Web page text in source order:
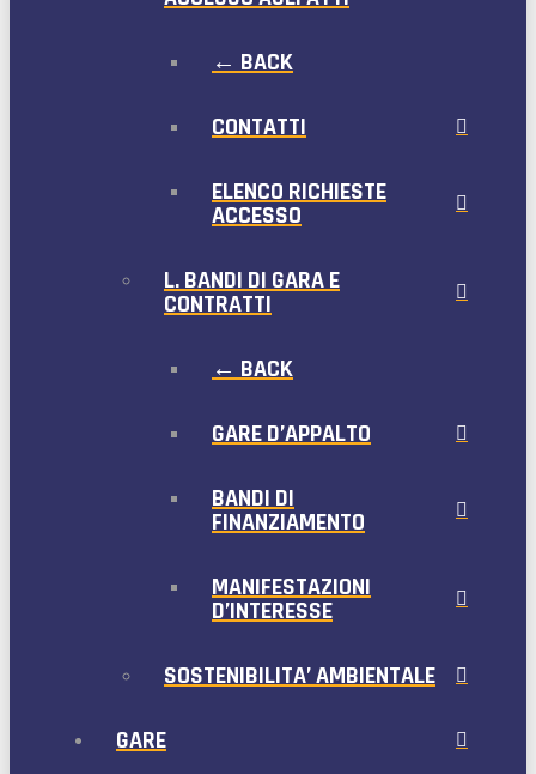
← BACK
CONTATTI
ELENCO RICHIESTE
ACCESSO
L. BANDI DI GARA E
CONTRATTI
← BACK
GARE D’APPALTO
BANDI DI
FINANZIAMENTO
MANIFESTAZIONI
D’INTERESSE
SOSTENIBILITA’ AMBIENTALE
GARE